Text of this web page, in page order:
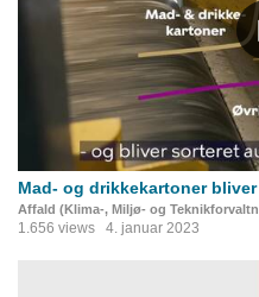
Mad- og drikkekartoner
Affald (Klima-, Miljø- og
1.656 views 4. januar 2023